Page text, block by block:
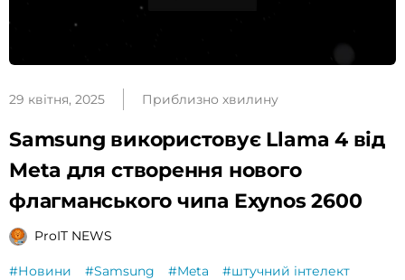
29 квітня, 2025 Приблизно хвилину
Samsung використовує Llama 4 від
Meta для створення нового
флагманського чипа Exynos 2600
ProIT NEWS
#Новини #Samsung #Meta
#штучний інтелект